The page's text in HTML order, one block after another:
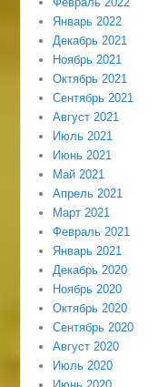
Январь 2022
Декабрь 2021
Ноябрь 2021
Октябрь 2021
Сентябрь 2021
Август 2021
Июль 2021
Июнь 2021
Май 2021
Апрель 2021
Март 2021
Февраль 2021
Январь 2021
Декабрь 2020
Ноябрь 2020
Октябрь 2020
Сентябрь 2020
Август 2020
Июль 2020